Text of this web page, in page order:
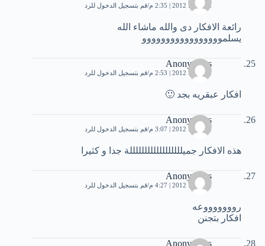
12 يوليو، 2012 | 2:35 م قم بتسجيل الدخول للرد
رائعة الافكار دى والله ماشاء الله
يسلمووووووووووووووووو
Anonymous
12 يوليو، 2012 | 2:53 م قم بتسجيل الدخول للرد
افكار عبقريه بجد 🙂
Anonymous
12 يوليو، 2012 | 3:07 م قم بتسجيل الدخول للرد
هذه الافكار جميللللللللللللللللللة جدا و كثيرا
Anonymous
12 يوليو، 2012 | 4:27 م قم بتسجيل الدخول للرد
روووووووعه
افكار بتجنن
Anonymous